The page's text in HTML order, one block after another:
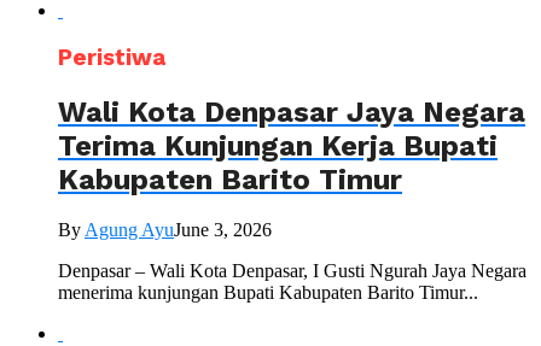
Peristiwa
Wali Kota Denpasar Jaya Negara
Terima Kunjungan Kerja Bupati
Kabupaten Barito Timur
ByAgung AyuJune 3, 2026
Denpasar – Wali Kota Denpasar, I Gusti Ngurah Jaya Negara
menerima kunjungan Bupati Kabupaten Barito Timur...